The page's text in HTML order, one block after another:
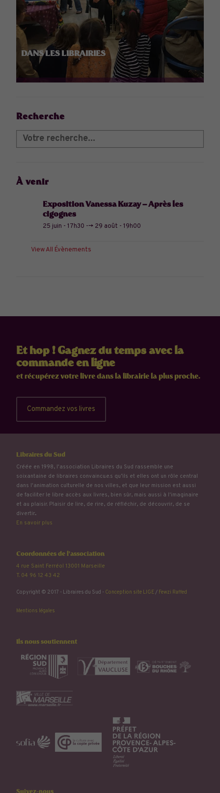
DANS LES LIBRAIRIES
Recherche
À venir
Exposition Vanessa Kuzay – Après les
cigognes
25 juin - 17h30 --> 29 août - 19h00
View All Évènements
Et hop ! Gagnez du temps avec la
commande en ligne
et récupérez votre livre dans la librairie la plus proche.
Commandez vos livres
Libraires du Sud
Créée en 1998, l'association Libraires du Sud rassemble une
soixantaine de libraires convaincu.e.s qu’ils et elles ont un rôle central
dans l'animation culturelle de nos villes, et que leur mission est aussi
de faciliter le libre accès aux livres, bien sûr, mais aussi à l'imaginaire
et au plaisir. Plaisir de lire, de rire, de réfléchir, de découvrir, de se
divertir...
En savoir plus
Coordonnées de l'association
4 rue Saint Ferréol 13001 Marseille
T. 04 96 12 43 42
Copyright © 2017 - Libraires du Sud - Conception site LIGE/ Fewzi Raffed
Mentions légales
Ils nous soutiennent